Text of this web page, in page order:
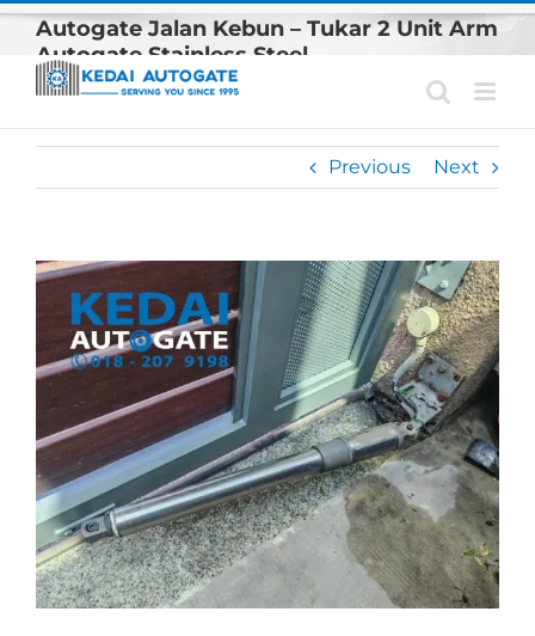
Skip
content
Autogate Jalan Kebun – Tukar 2 Unit Arm
Autogate Stainless Steel
Previous Next
View
Larger
Image